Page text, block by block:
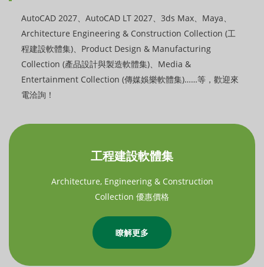
AutoCAD 2027、AutoCAD LT 2027、3ds Max、Maya、
Architecture Engineering & Construction Collection (工
程建設軟體集)、Product Design & Manufacturing
Collection (產品設計與製造軟體集)、Media &
Entertainment Collection (傳媒娛樂軟體集)……等，歡迎來
電洽詢！
工程建設軟體集
Architecture, Engineering & Construction
Collection 優惠價格
瞭解更多